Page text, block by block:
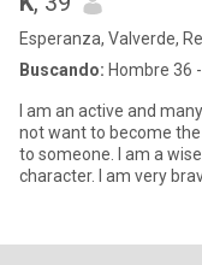
Esperanza, Valverde,
Buscando: Hombre 36
I am an active and
not want to become
to someone. I am a
character. I am very